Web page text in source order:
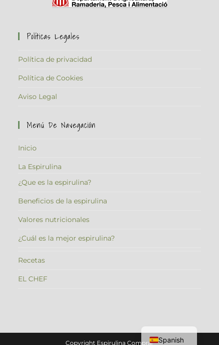
Políticas Legales
Política de privacidad
Política de Cookies
Aviso Legal
Menú De Navegación
Inicio
La Espirulina
¿Que es la espirulina?
Beneficios de la espirulina
Valores nutricionales
¿Cuál es la mejor espirulina?
Recetas
EL CHEF
Copyright Espirulina Comprar Spanish